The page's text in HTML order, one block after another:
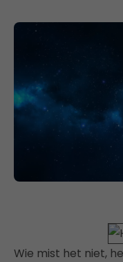
Wie mist het niet,